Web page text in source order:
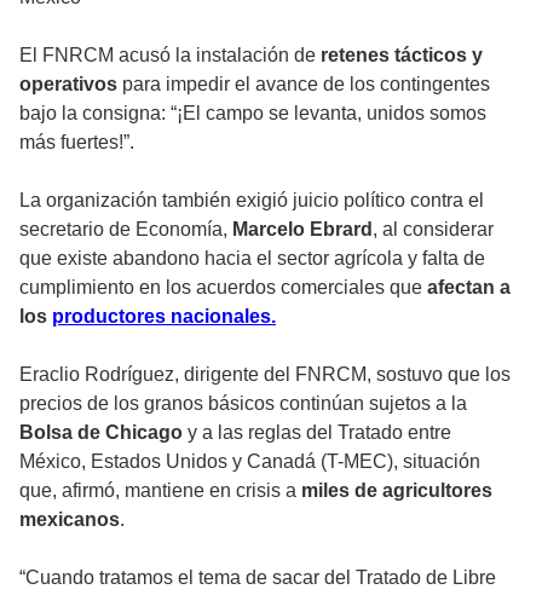
El FNRCM acusó la instalación de retenes tácticos y
operativos para impedir el avance de los contingentes
bajo la consigna: “¡El campo se levanta, unidos somos
más fuertes!”.
La organización también exigió juicio político contra el
secretario de Economía, Marcelo Ebrard , al considerar
que existe abandono hacia el sector agrícola y falta de
cumplimiento en los acuerdos comerciales que afectan a
los productores nacionales.
Eraclio Rodríguez, dirigente del FNRCM, sostuvo que los
precios de los granos básicos continúan sujetos a la
Bolsa de Chicago y a las reglas del Tratado entre
México, Estados Unidos y Canadá (T-MEC), situación
que, afirmó, mantiene en crisis a miles de agricultores
mexicanos.
“Cuando tratamos el tema de sacar del Tratado de Libre